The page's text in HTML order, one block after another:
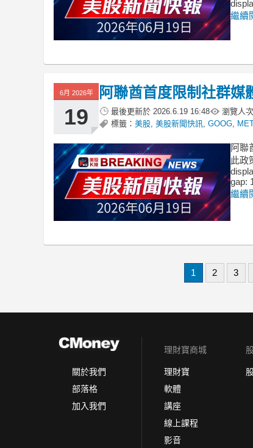
繼續
6月 2026年
19
阿聯酋首度限制社群
最後更新於 2026.6.19 16:48 瀏覽人
標籤： 美股 美股新聞快訊 GOOG
阿聯
此政
gap:
繼續
1 2 3
關於我們
部落格
加入我們
理財寶商城
理財寶
軟體
講座
線上課程
影音